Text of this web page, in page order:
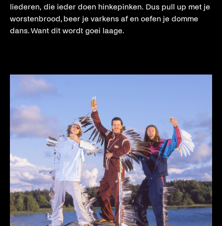
liederen, die ieder doen hinkepinken. Dus pull up met je
worstenbrood, beer je varkens af en oefen je domme
dans. Want dit wordt goei laage.